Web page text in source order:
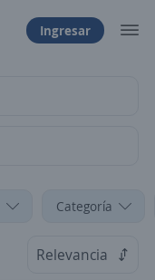
Ingresar
Categoría
Relevancia